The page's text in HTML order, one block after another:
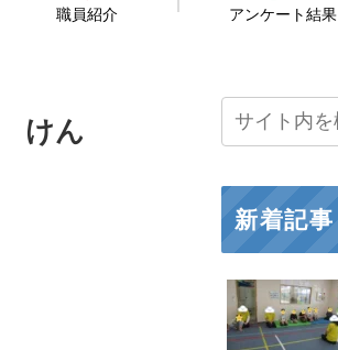
職員紹介 アンケート結果
けん
新着記事